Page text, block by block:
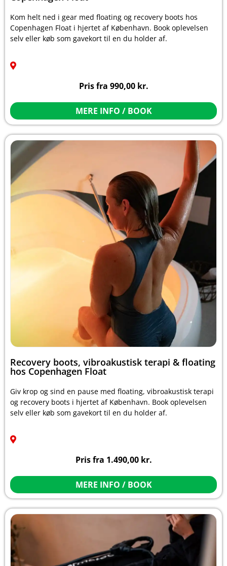
Kom helt ned i gear med floating og recovery boots hos
Copenhagen Float i hjertet af København. Book oplevelsen
selv eller køb som gavekort til en du holder af.
Pris fra 990,00 kr.
MERE INFO / BOOK
Recovery boots, vibroakustisk terapi & floating
hos Copenhagen Float
Giv krop og sind en pause med floating, vibroakustisk terapi
og recovery boots i hjertet af København. Book oplevelsen
selv eller køb som gavekort til en du holder af.
Pris fra 1.490,00 kr.
MERE INFO / BOOK